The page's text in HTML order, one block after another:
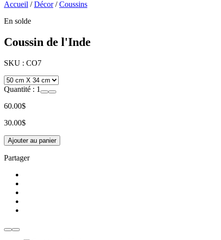
Accueil /Décor/Coussins
En solde
Coussin de l'Inde
SKU : CO7
Quantité : 1
60.00$
30.00$
Ajouter au panier
Partager